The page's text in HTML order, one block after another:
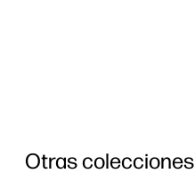
Otras colecciones